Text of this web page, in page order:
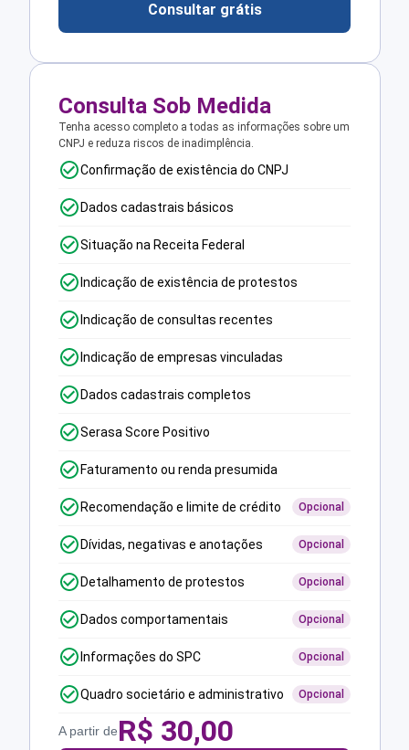
Consultar grátis
Consulta Sob Medida
Tenha acesso completo a todas as informações sobre um
CNPJ e reduza riscos de inadimplência.
Confirmação de existência do CNPJ
Dados cadastrais básicos
Situação na Receita Federal
Indicação de existência de protestos
Indicação de consultas recentes
Indicação de empresas vinculadas
Dados cadastrais completos
Serasa Score Positivo
Faturamento ou renda presumida
Recomendação e limite de crédito Opcional
Dívidas, negativas e anotações Opcional
Detalhamento de protestos Opcional
Dados comportamentais Opcional
Informações do SPC Opcional
Quadro societário e administrativo Opcional
A partir deR$ 30,00